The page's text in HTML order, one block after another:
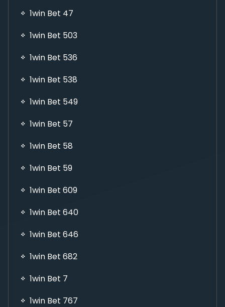
1win Bet 47
1win Bet 503
1win Bet 536
1win Bet 538
1win Bet 549
1win Bet 57
1win Bet 58
1win Bet 59
1win Bet 609
1win Bet 640
1win Bet 646
1win Bet 682
1win Bet 7
1win Bet 767